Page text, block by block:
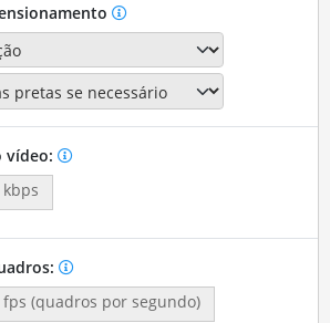
vídeo:
kbps
fps (quadros por segundo)